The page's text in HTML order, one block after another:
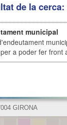
de la
municipal
a poder fer front
GIRONA